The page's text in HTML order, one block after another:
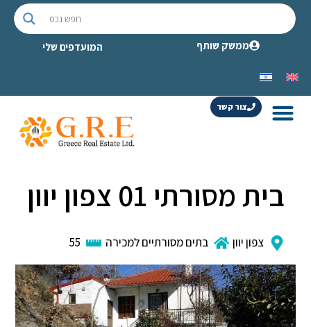
ממשק שותף המועדפים שלי
צור קשר
בית מסורתי 01 צפון יוון
צפון יוון בתים מסורתיים למכירה 55